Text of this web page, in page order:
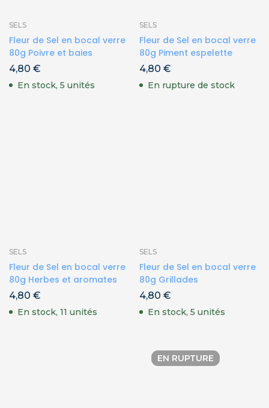
SELS
Fleur de Sel en bocal verre
80g Poivre et baies
4,80 €
En stock, 5 unités
SELS
Fleur de Sel en bocal verre
80g Piment espelette
4,80 €
En rupture de stock
SELS
Fleur de Sel en bocal verre
80g Herbes et aromates
4,80 €
En stock, 11 unités
SELS
Fleur de Sel en bocal verre
80g Grillades
4,80 €
En stock, 5 unités
EN RUPTURE